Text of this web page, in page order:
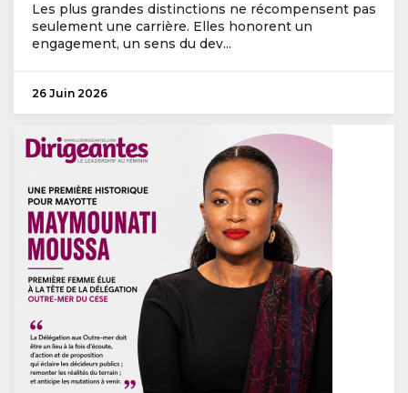
Les plus grandes distinctions ne récompensent pas
seulement une carrière. Elles honorent un
engagement, un sens du dev...
26 Juin 2026